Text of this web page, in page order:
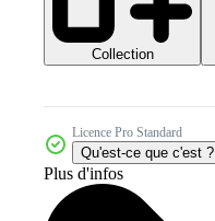
Collection
Licence Pro Standard
Qu'est-ce que c'est ?
Plus d'infos